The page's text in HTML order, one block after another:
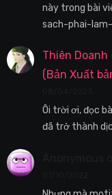
này trong bài
sach-phai-
Thiên Doanh
(Bản Xuất
Ôi trời ơi, đọc
đã trở thành